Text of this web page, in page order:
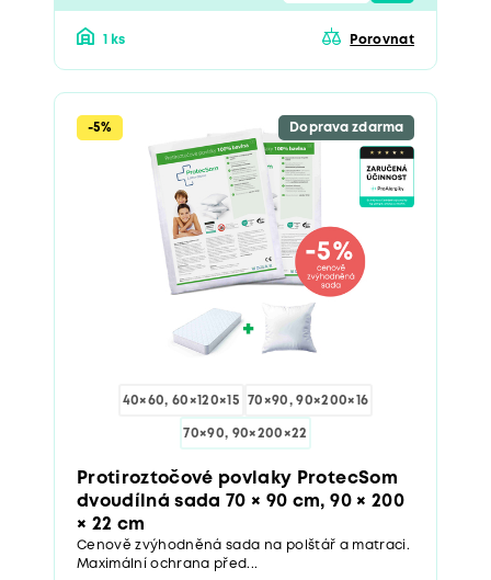
1 ks Porovnat
-5% Doprava zdarma
40×60, 60×120×15 70×90, 90×200×16
70×90, 90×200×22
Protiroztočové povlaky ProtecSom
dvoudílná sada 70 × 90 cm, 90 × 200
× 22 cm
Cenově zvýhodněná sada na polštář a matraci.
Maximální ochrana před...